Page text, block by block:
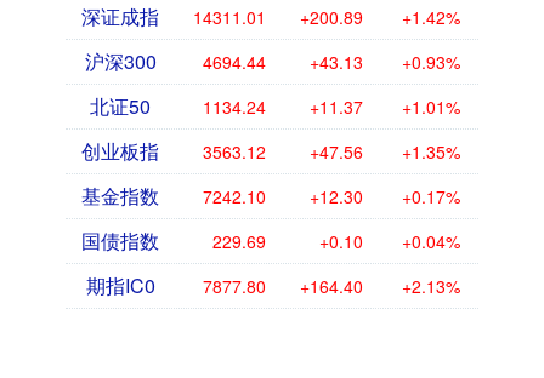
深证成指 14311.01 +200.89 +1.42%
沪深300 4694.44 +43.13 +0.93%
北证50 1134.24 +11.37 +1.01%
创业板指 3563.12 +47.56 +1.35%
基金指数 7242.10 +12.30 +0.17%
国债指数 229.69 +0.10 +0.04%
期指IC0 7877.80 +164.40 +2.13%